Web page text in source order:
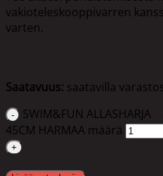
vakioteleskooppivarren
varten.
Saatavuus: saatavilla
SWIM&FUN ALLASHARJA
45CM HARMAA määrä